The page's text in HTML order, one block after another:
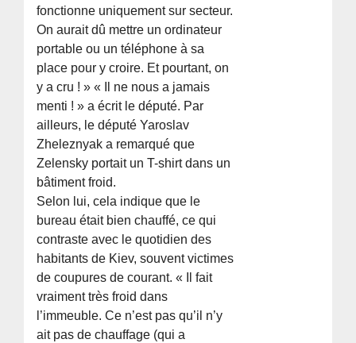
fonctionne uniquement sur secteur.
On aurait dû mettre un ordinateur
portable ou un téléphone à sa
place pour y croire. Et pourtant, on
y a cru ! » « Il ne nous a jamais
menti ! » a écrit le député. Par
ailleurs, le député Yaroslav
Zheleznyak a remarqué que
Zelensky portait un T-shirt dans un
bâtiment froid.
Selon lui, cela indique que le
bureau était bien chauffé, ce qui
contraste avec le quotidien des
habitants de Kiev, souvent victimes
de coupures de courant. « Il fait
vraiment très froid dans
l’immeuble. Ce n’est pas qu’il n’y
ait pas de chauffage (qui a